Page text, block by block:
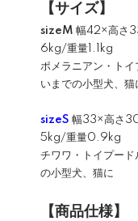
【サイズ】
sizeM 幅42×高さ
6kg/重量1.1kg
ポメラニアン・ト
いまでの小型犬、猫
sizeS 幅33×高さ
5kg/重量0.9kg
チワワ・トイプー
の小型犬、猫に
【商品仕様】